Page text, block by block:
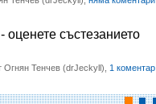
оценете състезанието
Огнян Тенчев (drJeckyll), 1 коментар